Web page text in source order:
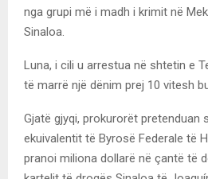
nga grupi më i madh i krimit në
Sinaloa.
Luna, i cili u arrestua në shtetin e
të marrë një dënim prej 10 vitesh
Gjatë gjyqi, prokurorët pretenduan
ekuivalentit të Byrosë Federale të
pranoi miliona dollarë në çantë të